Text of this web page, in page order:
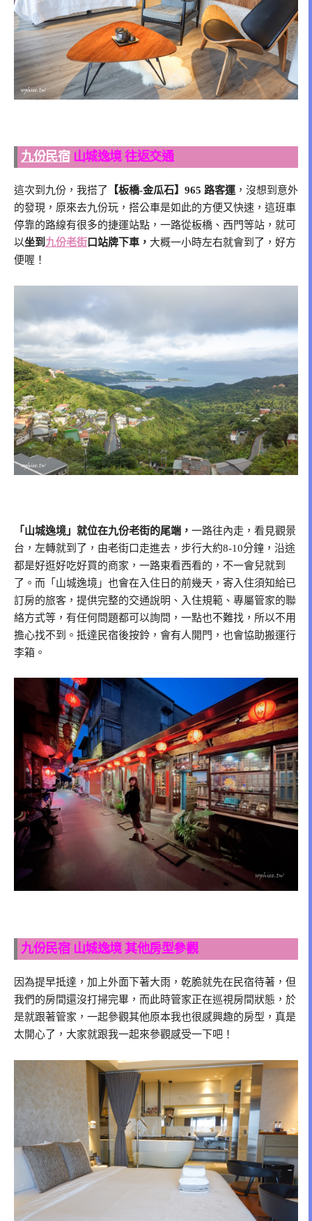
九份民宿山城逸境 往返交通
這次到九份，我搭了 【板橋-金瓜石】965 路客運 ，沒想到意外
的發現，原來去九份玩，搭公車是如此的方便又快速，這班車
停靠的路線有很多的捷運站點，一路從板橋、西門等站，就可
以坐到 九份老街口站牌下車， 大概一小時左右就會到了，好方
便喔！
「山城逸境」就位在九份老街的尾端， 一路往內走，看見觀景
台，左轉就到了，由老街口走進去，步行大約8-10分鐘，沿途
都是好逛好吃好買的商家，一路東看西看的，不一會兒就到
了。而「山城逸境」也會在入住日的前幾天，寄入住須知給已
訂房的旅客，提供完整的交通說明、入住規範、專屬管家的聯
絡方式等，有任何問題都可以詢問，一點也不難找，所以不用
擔心找不到。抵達民宿後按鈴，會有人開門，也會協助搬運行
李箱。
九份民宿 山城逸境 其他房型參觀
因為提早抵達，加上外面下著大雨，乾脆就先在民宿待著，但
我們的房間還沒打掃完畢，而此時管家正在巡視房間狀態，於
是就跟著管家，一起參觀其他原本我也很感興趣的房型，真是
太開心了，大家就跟我一起來參觀感受一下吧！